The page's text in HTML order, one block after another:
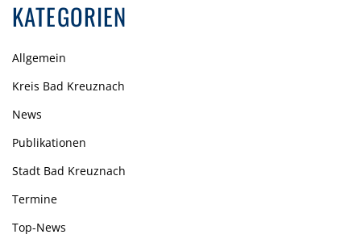
KATEGORIEN
Allgemein
Kreis Bad Kreuznach
News
Publikationen
Stadt Bad Kreuznach
Termine
Top-News